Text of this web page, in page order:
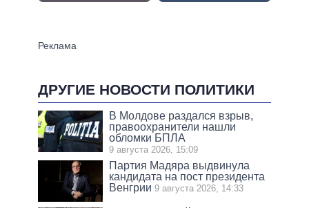
ДРУГИЕ НОВОСТИ ПОЛИТИКИ
В Молдове раздался взрыв,
правоохранители нашли
обломки БПЛА
9 августа 2026, 15:09
Партия Мадяра выдвинула
кандидата на пост президента
Венгрии 9 августа 2026, 14:33